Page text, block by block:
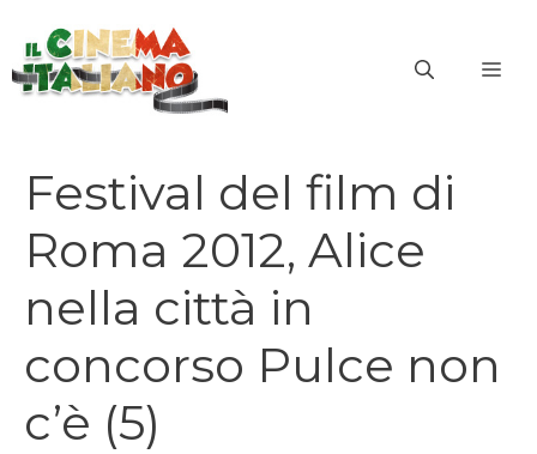
contenuto
Festival del film di
Roma 2012, Alice
nella città in
concorso Pulce non
c’è (5)